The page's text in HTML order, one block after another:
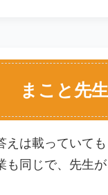
まこと先
えは載っていて
も同じで、先生